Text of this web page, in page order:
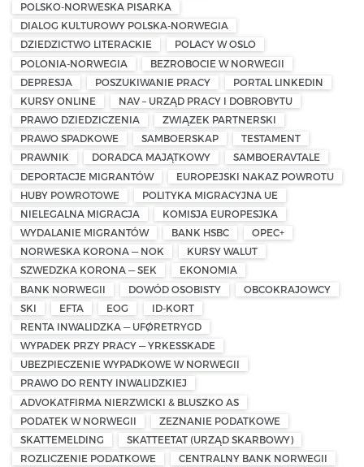
POLSKO-NORWESKA PISARKA
DIALOG KULTUROWY POLSKA-NORWEGIA
DZIEDZICTWO LITERACKIE
POLACY W OSLO
POLONIA-NORWEGIA
BEZROBOCIE W NORWEGII
DEPRESJA
POSZUKIWANIE PRACY
PORTAL LINKEDIN
KURSY ONLINE
NAV – URZĄD PRACY I DOBROBYTU
PRAWO DZIEDZICZENIA
ZWIĄZEK PARTNERSKI
PRAWO SPADKOWE
SAMBOERSKAP
TESTAMENT
PRAWNIK
DORADCA MAJĄTKOWY
SAMBOERAVTALE
DEPORTACJE MIGRANTÓW
EUROPEJSKI NAKAZ POWROTU
HUBY POWROTOWE
POLITYKA MIGRACYJNA UE
NIELEGALNA MIGRACJA
KOMISJA EUROPESJKA
WYDALANIE MIGRANTÓW
BANK HSBC
OPEC+
NORWESKA KORONA — NOK
KURSY WALUT
SZWEDZKA KORONA — SEK
EKONOMIA
BANK NORWEGII
DOWÓD OSOBISTY
OBCOKRAJOWCY
SKI
EFTA EOG
ID-KORT
RENTA INWALIDZKA — UFØRETRYGD
WYPADEK PRZY PRACY — YRKESSKADE
UBEZPIECZENIE WYPADKOWE W NORWEGII
PRAWO DO RENTY INWALIDZKIEJ
ADVOKATFIRMA NIERZWICKI & BLUSZKO AS
PODATEK W NORWEGII
ZEZNANIE PODATKOWE
SKATTEMELDING
SKATTEETAT (URZĄD SKARBOWY)
ROZLICZENIE PODATKOWE
CENTRALNY BANK NORWEGII